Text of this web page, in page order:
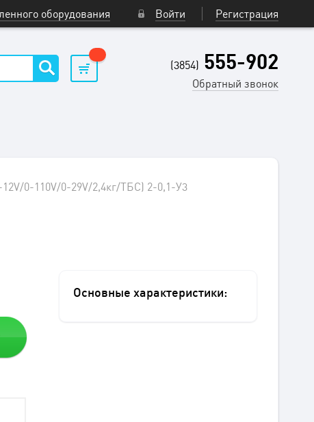
оборудования Войти Регистрация
(3854) 555-902
Обратный звонок
0-110V/0-29V/2,4кг/ТБС) 2-0,1-У3
Основные характеристики: